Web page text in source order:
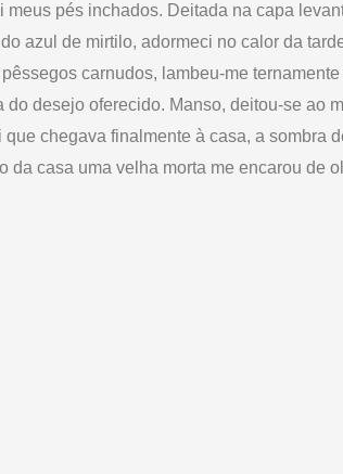
pés inchados. Deitada na capa
azul de mirtilo, adormeci no calor da
carnudos, lambeu-me
desejo oferecido. Manso, deitou-se ao
chegava finalmente à casa, a sombra
casa uma velha morta me encarou de